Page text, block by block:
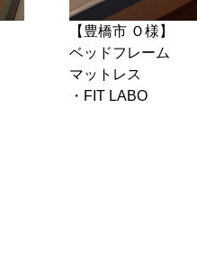
【豊橋市 Ｏ様】
ベッドフレーム
マットレス
・FIT LABO